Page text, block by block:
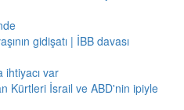
gidişatı | İBB davası
var
Kürtleri İsrail ve ABD'nin ipiyle